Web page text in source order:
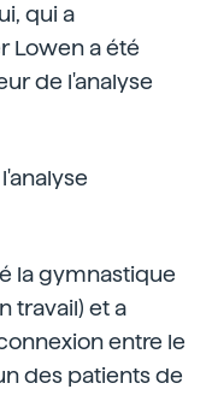
qui a
Lowen a été
de l'analyse
la gymnastique
travail) et a
entre le
des patients de